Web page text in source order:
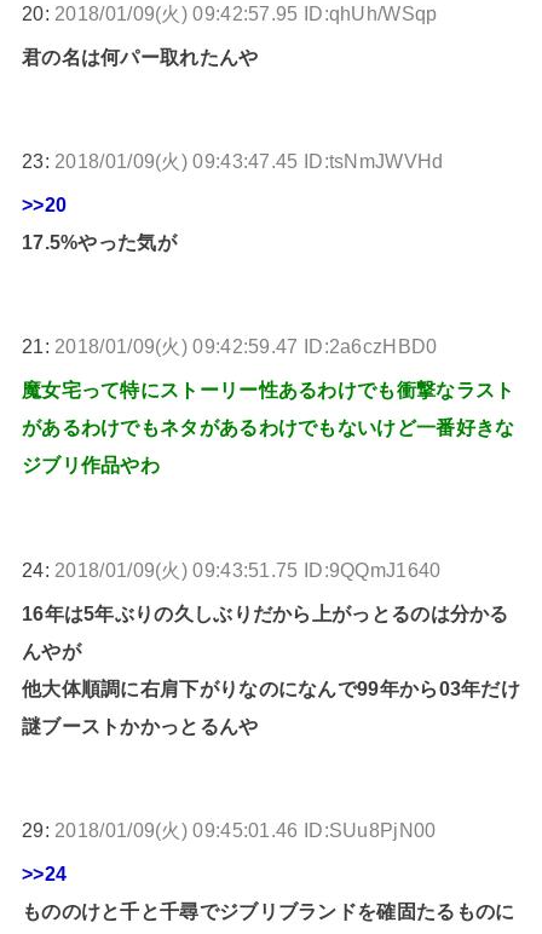
20: 2018/01/09(火) 09:42:57.95 ID:qhUh/WSqp
君の名は何パー取れたんや
23: 2018/01/09(火) 09:43:47.45 ID:tsNmJWVHd
>>20
17.5%やった気が
21: 2018/01/09(火) 09:42:59.47 ID:2a6czHBD0
魔女宅って特にストーリー性あるわけでも衝撃なラスト
があるわけでもネタがあるわけでもないけど一番好きな
ジブリ作品やわ
24: 2018/01/09(火) 09:43:51.75 ID:9QQmJ1640
16年は5年ぶりの久しぶりだから上がっとるのは分かる
んやが
他大体順調に右肩下がりなのになんで99年から03年だけ
謎ブーストかかっとるんや
29: 2018/01/09(火) 09:45:01.46 ID:SUu8PjN00
>>24
もののけと千と千尋でジブリブランドを確固たるものに